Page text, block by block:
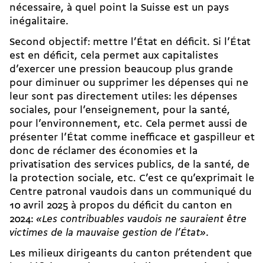
nécessaire, à quel point la Suisse est un pays
inégalitaire.
Second objectif: mettre l’État en déficit. Si l’État
est en déficit, cela permet aux capitalistes
d’exercer une pression beaucoup plus grande
pour diminuer ou supprimer les dépenses qui ne
leur sont pas directement utiles: les dépenses
sociales, pour l’enseignement, pour la santé,
pour l’environnement, etc. Cela permet aussi de
présenter l’État comme inefficace et gaspilleur et
donc de réclamer des économies et la
privatisation des services publics, de la santé, de
la protection sociale, etc. C’est ce qu’exprimait le
Centre patronal vaudois dans un communiqué du
10 avril 2025 à propos du déficit du canton en
2024: «Les contribuables vaudois ne sauraient être
victimes de la mauvaise gestion de l’État».
Les milieux dirigeants du canton prétendent que